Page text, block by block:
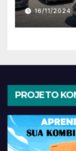
16/11/2024
PROJETO